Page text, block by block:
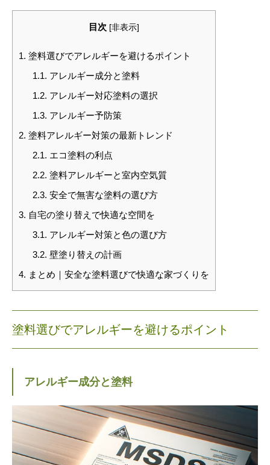
目次 [非表示]
1. 塗料選びでアレルギーを避けるポイント
1.1. アレルギー成分と塗料
1.2. アレルギー対応塗料の選択
1.3. アレルギー予防策
2. 塗料アレルギー対策の最新トレンド
2.1. エコ塗料の利点
2.2. 塗料アレルギーと室内空気質
2.3. 安全で無害な塗料の選び方
3. 自宅の塗り替えで快適な空間を
3.1. アレルギー対策と色の選び方
3.2. 壁塗り替えの計画
4. まとめ｜安全な塗料選びで快適な家づくりを
塗料選びでアレルギーを避けるポイント
アレルギー成分と塗料